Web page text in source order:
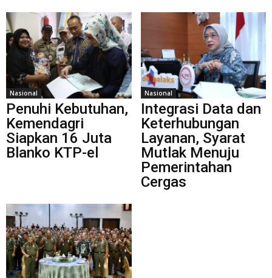
Nasional
Penuhi Kebutuhan,
Kemendagri
Siapkan 16 Juta
Blanko KTP-el
Nasional
Integrasi Data dan
Keterhubungan
Layanan, Syarat
Mutlak Menuju
Pemerintahan
Cergas